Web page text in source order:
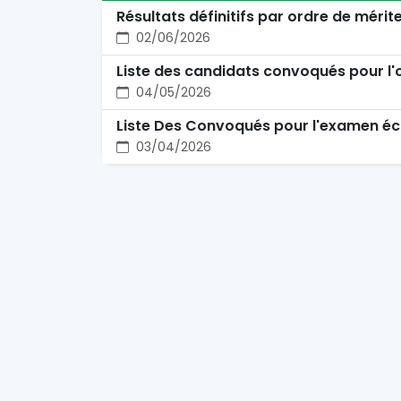
Résultats définitifs par ordre de
02/06/2026
Liste des candidats convoqués pour
04/05/2026
Liste Des Convoqués pour l'examen
03/04/2026